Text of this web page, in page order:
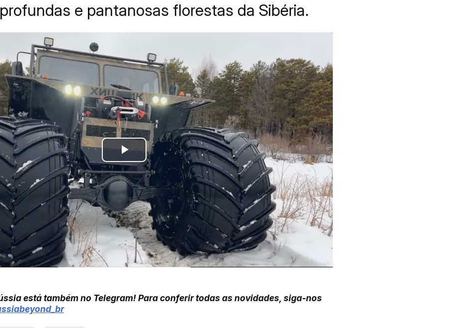
e pantanosas florestas da Sibéria.
Play
Video
está também no Telegram! Para conferir todas as novidades, siga-nos